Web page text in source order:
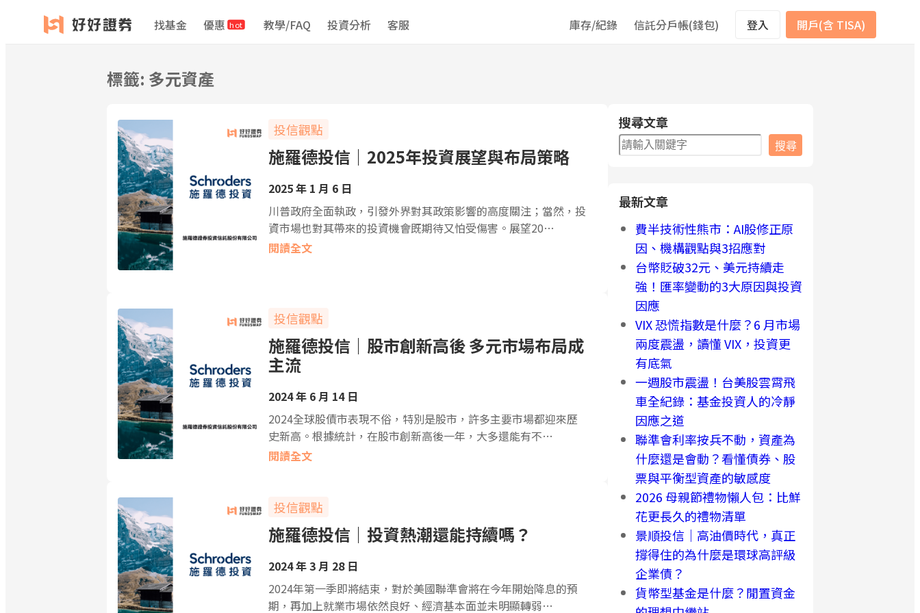
找基金 優惠 hot 教學/FAQ 投資分析 客服 庫存/紀錄 信託分戶帳(錢包) 登入 開戶(含 TISA)
標籤: 多元資產
投信觀點
施羅德投信｜2025年投資展望與布局策略
2025 年 1 月 6 日
川普政府全面執政，引發外界對其政策影響的高度關注；當然，投
資市場也對其帶來的投資機會既期待又怕受傷害。展望20…
閱讀全文
投信觀點
施羅德投信｜股市創新高後 多元市場布局成
主流
2024 年 6 月 14 日
2024全球股債市表現不俗，特別是股市，許多主要市場都迎來歷
史新高。根據統計，在股市創新高後一年，大多還能有不…
閱讀全文
投信觀點
施羅德投信｜投資熱潮還能持續嗎？
2024 年 3 月 28 日
2024年第一季即將結束，對於美國聯準會將在今年開始降息的預
期，再加上就業市場依然良好、經濟基本面並未明顯轉弱…
搜尋文章
搜
尋
搜尋
最新文章
費半技術性熊市：AI股修正原
因、機構觀點與3招應對
台幣貶破32元、美元持續走
強！匯率變動的3大原因與投資
因應
VIX 恐慌指數是什麼？6 月市場
兩度震盪，讀懂 VIX，投資更
有底氣
一週股市震盪！台美股雲霄飛
車全紀錄：基金投資人的冷靜
因應之道
聯準會利率按兵不動，資產為
什麼還是會動？看懂債券、股
票與平衡型資產的敏感度
2026 母親節禮物懶人包：比鮮
花更長久的禮物清單
景順投信｜高油價時代，真正
撐得住的為什麼是環球高評級
企業債？
貨幣型基金是什麼？閒置資金